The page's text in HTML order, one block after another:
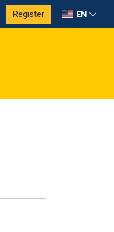
Register EN